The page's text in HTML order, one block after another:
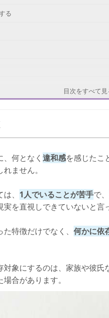
る
目次をすべて見
何となく 違和感を感じたこ
ません。
、 1人でいることが苦手で、
を直視しできていないと言
特徴だけでなく、 何かに依
対象にするのは、家族や彼
合があります。